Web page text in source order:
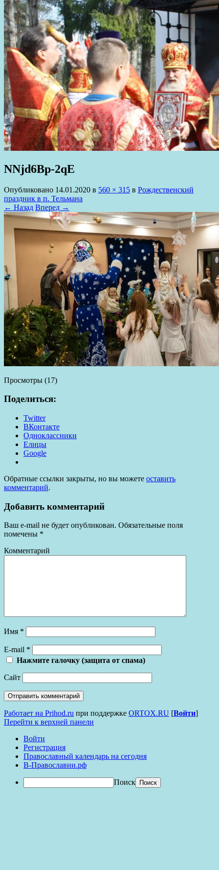
NNjd6Bp-2qE
Опубликовано 14.01.2020 в 560 × 315 в Рождественский
праздник в п. Тельмана
← Назад Вперед →
Просмотры (17)
Поделиться:
Twitter
ВКонтакте
Одноклассники
Елицы
Google
Обратные ссылки закрыты, но вы можете оставить
комментарий.
Добавить комментарий
Ваш e-mail не будет опубликован. Обязательные поля
помечены *
Комментарий
Имя *
E-mail *
Нажмите галочку (защита от спама)
Сайт
Работает на Prihod.ru при поддержке ORTOX.RU [Войти]
Перейти к верхней панели
Войти
Регистрация
Православный календарь на сегодня
В-Православии.рф
Поиск